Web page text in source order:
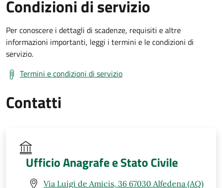
Condizioni di servizio
Per conoscere i dettagli di scadenze, requisiti e altre
informazioni importanti, leggi i termini e le condizioni di
servizio.
Termini e condizioni di servizio
Contatti
Ufficio Anagrafe e Stato Civile
Via Luigi de Amicis, 36 67030 Alfedena (AQ)